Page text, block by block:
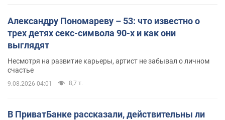
Александру Пономареву – 53: что известно о
трех детях секс-символа 90-х и как они
выглядят
Несмотря на развитие карьеры, артист не забывал о личном
счастье
9.08.2026 04:01 8,7 т.
В ПриватБанке рассказали, действительны ли